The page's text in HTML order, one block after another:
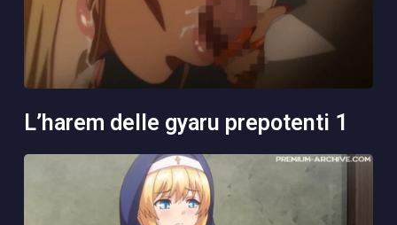
l’harem delle gyaru prepotenti 1